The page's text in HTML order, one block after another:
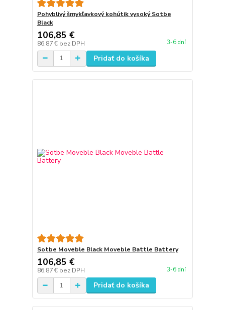
Pohyblivý šmykľavkový kohútik vysoký Sotbe
Black
106,85 €
86,87 € bez DPH 3-6 dní
Pridať do košíka
Sotbe Moveble Black Moveble Battle Battery
106,85 €
86,87 € bez DPH 3-6 dní
Pridať do košíka